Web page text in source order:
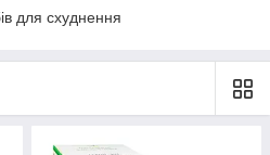
для схуднення